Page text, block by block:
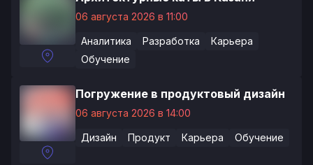
06 августа 2026 в 11:00
Аналитика Разработка
Карьера
Обучение
Погружение в продуктовый дизайн
06 августа 2026 в 14:00
Дизайн Продукт Карьера Обучение